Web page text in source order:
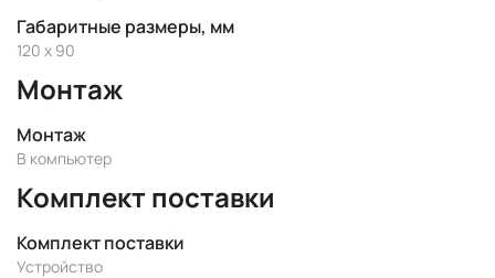
Габаритные размеры, мм
120 x 90
Монтаж
Монтаж
В компьютер
Комплект поставки
Комплект поставки
Устройство